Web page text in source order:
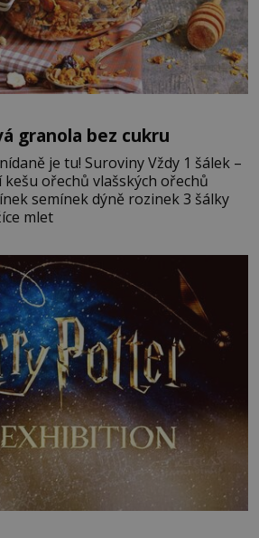
granola bez cukru
Vždy 1 šálek –
ořechů vlašských ořechů
semínek dýně rozinek 3 šálky
mlet